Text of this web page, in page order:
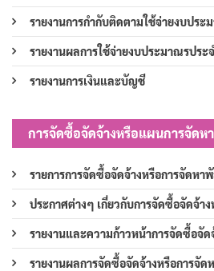
รายงานการกำกับติดตามใช้จ่ายงบประ
รายงานผลการใช้จ่ายงบประมาณรประ
รายงานการเงินและบัญชี
การจัดซื้อจัดจ้างหรือแผนการจัดห
รายการการจัดซื้อจัดจ้างหรือการจัดหา
ประกาศต่างๆ เกี่ยวกับการจัดซื้อจัดจ้า
รายงานและความก้าวหน้าการจัดซื้อจั
รายงานผลการจัดซื้อจัดจ้างหรือการจั